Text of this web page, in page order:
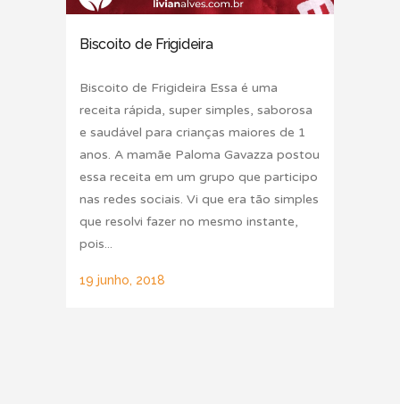
Biscoito de Frigideira
Biscoito de Frigideira Essa é uma
receita rápida, super simples, saborosa
e saudável para crianças maiores de 1
anos. A mamãe Paloma Gavazza postou
essa receita em um grupo que participo
nas redes sociais. Vi que era tão simples
que resolvi fazer no mesmo instante,
pois...
19 junho, 2018